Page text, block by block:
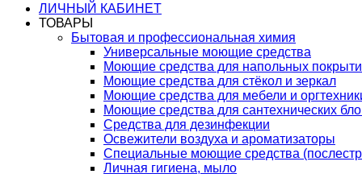
ЛИЧНЫЙ КАБИНЕТ
ТОВАРЫ
Бытовая и профессиональная химия
Универсальные моющие средства
Моющие средства для напольных
Моющие средства для стёкол и зеркал
Моющие средства для мебели и
Моющие средства для сантехнических
Средства для дезинфекции
Освежители воздуха и ароматизаторы
Специальные моющие средства
Личная гигиена, мыло